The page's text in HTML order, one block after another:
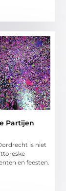
Partijen
is niet
en feesten.